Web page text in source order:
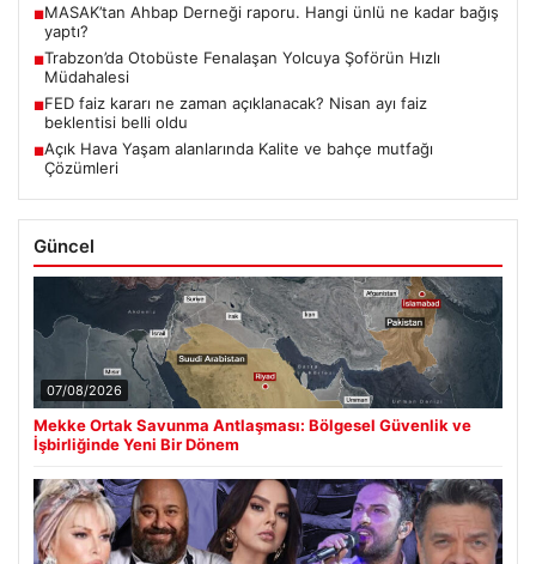
■MASAK’tan Ahbap Derneği raporu. Hangi ünlü ne kadar bağış
yaptı?
■Trabzon’da Otobüste Fenalaşan Yolcuya Şoförün Hızlı
Müdahalesi
■FED faiz kararı ne zaman açıklanacak? Nisan ayı faiz
beklentisi belli oldu
■Açık Hava Yaşam alanlarında Kalite ve bahçe mutfağı
Çözümleri
Güncel
07/08/2026
Mekke Ortak Savunma Antlaşması: Bölgesel Güvenlik ve
İşbirliğinde Yeni Bir Dönem